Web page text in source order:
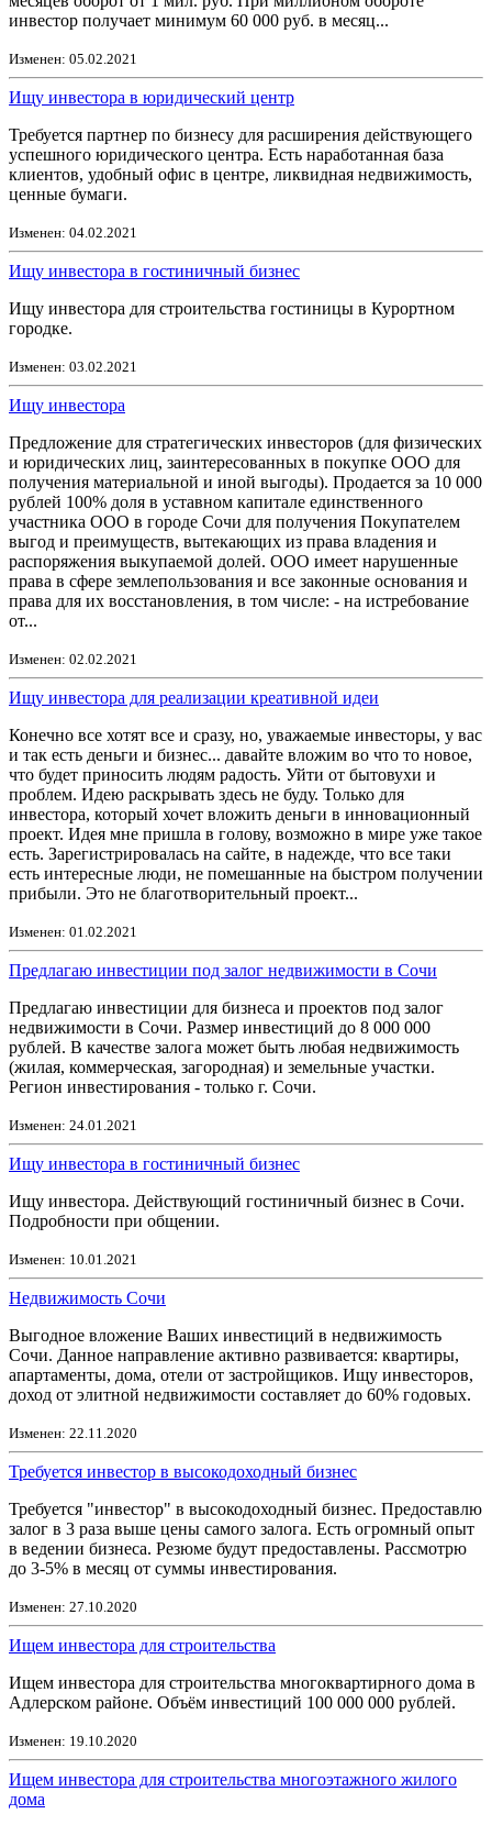
инвестор получает минимум 60 000 руб. в месяц...
Изменен: 05.02.2021
Ищу инвестора в юридический центр
Требуется партнер по бизнесу для расширения действующего
успешного юридического центра. Есть наработанная база
клиентов, удобный офис в центре, ликвидная недвижимость,
ценные бумаги.
Изменен: 04.02.2021
Ищу инвестора в гостиничный бизнес
Ищу инвестора для строительства гостиницы в Курортном
городке.
Изменен: 03.02.2021
Ищу инвестора
Предложение для стратегических инвесторов (для физических
и юридических лиц, заинтересованных в покупке ООО для
получения материальной и иной выгоды). Продается за 10 000
рублей 100% доля в уставном капитале единственного
участника ООО в городе Сочи для получения Покупателем
выгод и преимуществ, вытекающих из права владения и
распоряжения выкупаемой долей. ООО имеет нарушенные
права в сфере землепользования и все законные основания и
права для их восстановления, в том числе: - на истребование
от...
Изменен: 02.02.2021
Ищу инвестора для реализации креативной идеи
Конечно все хотят все и сразу, но, уважаемые инвесторы, у вас
и так есть деньги и бизнес... давайте вложим во что то новое,
что будет приносить людям радость. Уйти от бытовухи и
проблем. Идею раскрывать здесь не буду. Только для
инвестора, который хочет вложить деньги в инновационный
проект. Идея мне пришла в голову, возможно в мире уже такое
есть. Зарегистрировалась на сайте, в надежде, что все таки
есть интересные люди, не помешанные на быстром получении
прибыли. Это не благотворительный проект...
Изменен: 01.02.2021
Предлагаю инвестиции под залог недвижимости в Сочи
Предлагаю инвестиции для бизнеса и проектов под залог
недвижимости в Сочи. Размер инвестиций до 8 000 000
рублей. В качестве залога может быть любая недвижимость
(жилая, коммерческая, загородная) и земельные участки.
Регион инвестирования - только г. Сочи.
Изменен: 24.01.2021
Ищу инвестора в гостиничный бизнес
Ищу инвестора. Действующий гостиничный бизнес в Сочи.
Подробности при общении.
Изменен: 10.01.2021
Недвижимость Сочи
Выгодное вложение Ваших инвестиций в недвижимость
Сочи. Данное направление активно развивается: квартиры,
апартаменты, дома, отели от застройщиков. Ищу инвесторов,
доход от элитной недвижимости составляет до 60% годовых.
Изменен: 22.11.2020
Требуется инвестор в высокодоходный бизнес
Требуется "инвестор" в высокодоходный бизнес. Предоставлю
залог в 3 раза выше цены самого залога. Есть огромный опыт
в ведении бизнеса. Резюме будут предоставлены. Рассмотрю
до 3-5% в месяц от суммы инвестирования.
Изменен: 27.10.2020
Ищем инвестора для строительства
Ищем инвестора для строительства многоквартирного дома в
Адлерском районе. Объём инвестиций 100 000 000 рублей.
Изменен: 19.10.2020
Ищем инвестора для строительства многоэтажного жилого
дома